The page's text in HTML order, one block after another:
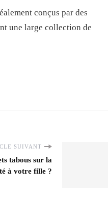
conçus par des
une large collection de
SUIVANT
tabous sur la
à votre fille ?